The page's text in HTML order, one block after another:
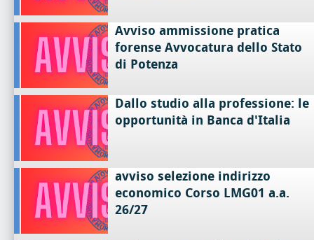
Avviso ammissione pratica
forense Avvocatura dello Stato
di Potenza
Dallo studio alla professione: le
opportunità in Banca d'Italia
avviso selezione indirizzo
economico Corso LMG01 a.a.
26/27